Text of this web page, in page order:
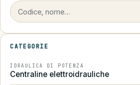
CATEGORIE
IDRAULICA DI POTENZA
Centraline elettroidrauliche